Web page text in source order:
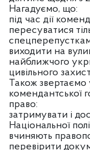
Нагадуємо, що:
під час дії
пересуватися
виходити на
найближчого
цивільного
Також
комендантської
право:
затримувати і
Національної
вчиняють
перевірити